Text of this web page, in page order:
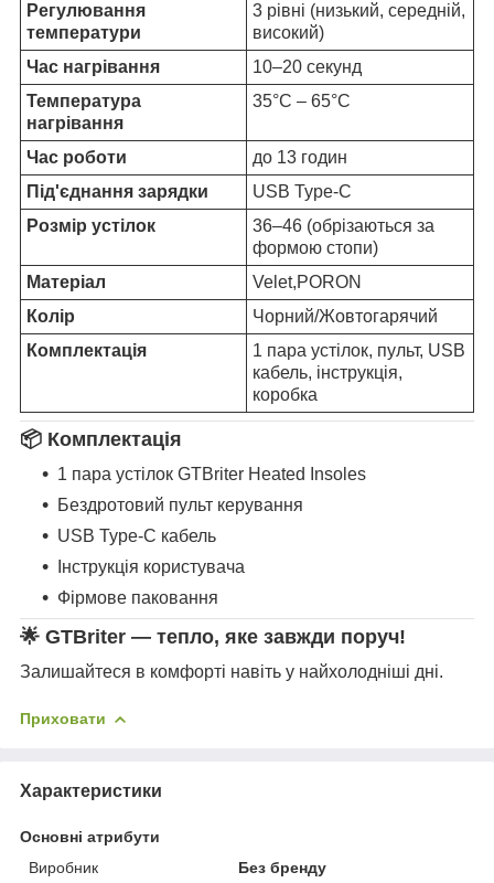
Регулювання
температури
3 рівні (низький, середній,
високий)
Час нагрівання
10–20 секунд
Температура
нагрівання
35°C – 65°C
Час роботи
до 13 годин
Під'єднання зарядки
USB Type-C
Розмір устілок
36–46 (обрізаються за
формою стопи)
Матеріал
Velet,PORON
Колір
Чорний/Жовтогарячий
Комплектація
1 пара устілок, пульт, USB
кабель, інструкція,
коробка
📦 Комплектація
1 пара устілок GTBriter Heated Insoles
Бездротовий пульт керування
USB Type-C кабель
Інструкція користувача
Фірмове паковання
🌟 GTBriter — тепло, яке завжди поруч!
Залишайтеся в комфорті навіть у найхолодніші дні.
Приховати
Характеристики
Основні атрибути
Виробник
Без бренду